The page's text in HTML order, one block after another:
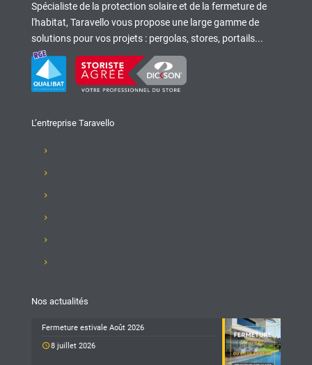
Spécialiste de la protection solaire et de la fermeture de
l'habitat, Taravello vous propose une large gamme de
solutions pour vos projets : pergolas, stores, portails...
L’entreprise Taravello
Nos actualités
Fermeture estivale Août 2026
8 juillet 2026